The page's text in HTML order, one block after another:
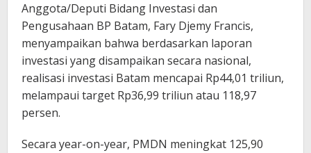
Anggota/Deputi Bidang Investasi dan
Pengusahaan BP Batam, Fary Djemy Francis,
menyampaikan bahwa berdasarkan laporan
investasi yang disampaikan secara nasional,
realisasi investasi Batam mencapai Rp44,01 triliun,
melampaui target Rp36,99 triliun atau 118,97
persen.
Secara year-on-year, PMDN meningkat 125,90